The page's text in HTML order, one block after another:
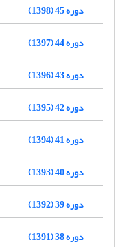
دوره 45 (1398)
دوره 44 (1397)
دوره 43 (1396)
دوره 42 (1395)
دوره 41 (1394)
دوره 40 (1393)
دوره 39 (1392)
دوره 38 (1391)